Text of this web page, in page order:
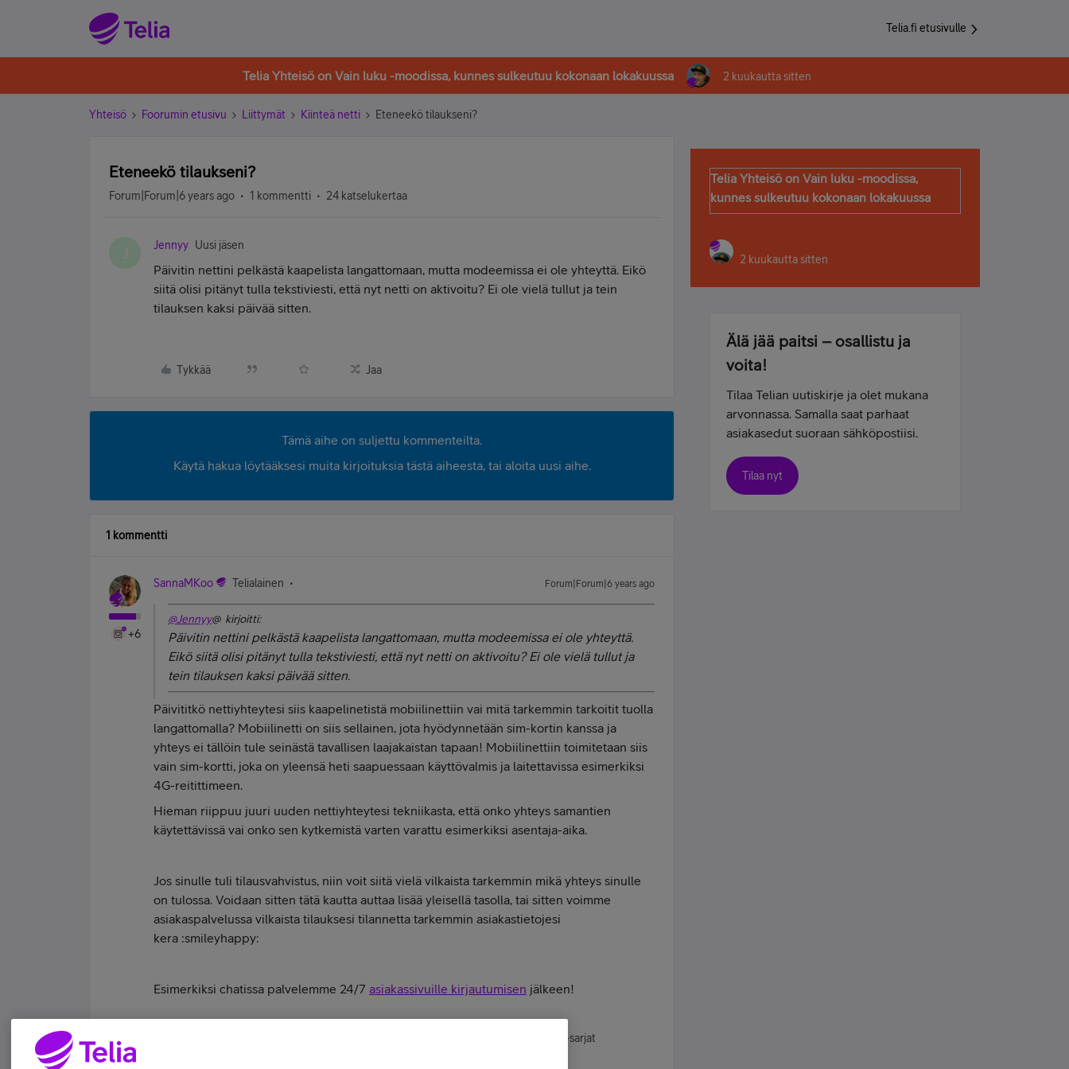
Telia.fi etusivulle
Telia Yhteisö on Vain luku -moodissa, kunnes sulkeutuu kokonaan lokakuussa 2 kuukautta sitten
Yhteisö Foorumin etusivu Liittymät Kiinteä netti Eteneekö tilaukseni?
Eteneekö tilaukseni?
Forum|Forum|6 years ago 1 kommentti 24 katselukertaa
Jennyy Uusi jäsen
Päivitin nettini pelkästä kaapelista langattomaan, mutta modeemissa ei ole yhteyttä. Eikö
siitä olisi pitänyt tulla tekstiviesti, että nyt netti on aktivoitu? Ei ole vielä tullut ja tein
tilauksen kaksi päivää sitten.
Tykkää Jaa
Tämä aihe on suljettu kommenteilta.
Käytä hakua löytääksesi muita kirjoituksia tästä aiheesta, tai aloita uusi aihe.
1 kommentti
+6
SannaMKoo Telialainen Forum|Forum|6 years ago
@Jennyy@ kirjoitti:
Päivitin nettini pelkästä kaapelista langattomaan, mutta modeemissa ei ole yhteyttä.
Eikö siitä olisi pitänyt tulla tekstiviesti, että nyt netti on aktivoitu? Ei ole vielä tullut ja
tein tilauksen kaksi päivää sitten.
Päivititkö nettiyhteytesi siis kaapelinetistä mobiilinettiin vai mitä tarkemmin tarkoitit tuolla
langattomalla? Mobiilinetti on siis sellainen, jota hyödynnetään sim-kortin kanssa ja
yhteys ei tällöin tule seinästä tavallisen laajakaistan tapaan! Mobiilinettiin toimitetaan siis
vain sim-kortti, joka on yleensä heti saapuessaan käyttövalmis ja laitettavissa esimerkiksi
4G-reitittimeen.
Hieman riippuu juuri uuden nettiyhteytesi tekniikasta, että onko yhteys samantien
käytettävissä vai onko sen kytkemistä varten varattu esimerkiksi asentaja-aika.
Jos sinulle tuli tilausvahvistus, niin voit siitä vielä vilkaista tarkemmin mikä yhteys sinulle
on tulossa. Voidaan sitten tätä kautta auttaa lisää yleisellä tasolla, tai sitten voimme
asiakaspalvelussa vilkaista tilauksesi tilannetta tarkemmin asiakastietojesi
kera :smileyhappy:
Esimerkiksi chatissa palvelemme 24/7 asiakassivuille kirjautumisen jälkeen!
Telia Yhteisö moderaattori | Samsung Galaxy S23 | Garmin Venu 2S | Lukutoukka | TV-sarjat
Telia Yhteisö on Vain luku -moodissa,
kunnes sulkeutuu kokonaan lokakuussa
2 kuukautta sitten
Älä jää paitsi – osallistu ja
voita!
Tilaa Telian uutiskirje ja olet mukana
arvonnassa. Samalla saat parhaat
asiakasedut suoraan sähköpostiisi.
Tilaa nyt